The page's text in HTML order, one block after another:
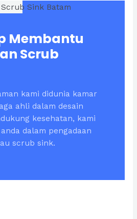
Membantu
Scrub
kami didunia kamar
ahli dalam desain
kesehatan, kami
dalam pengadaan
scrub sink.